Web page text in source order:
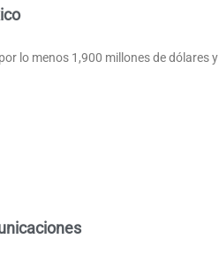
lo menos 1,900 millones de dólares y